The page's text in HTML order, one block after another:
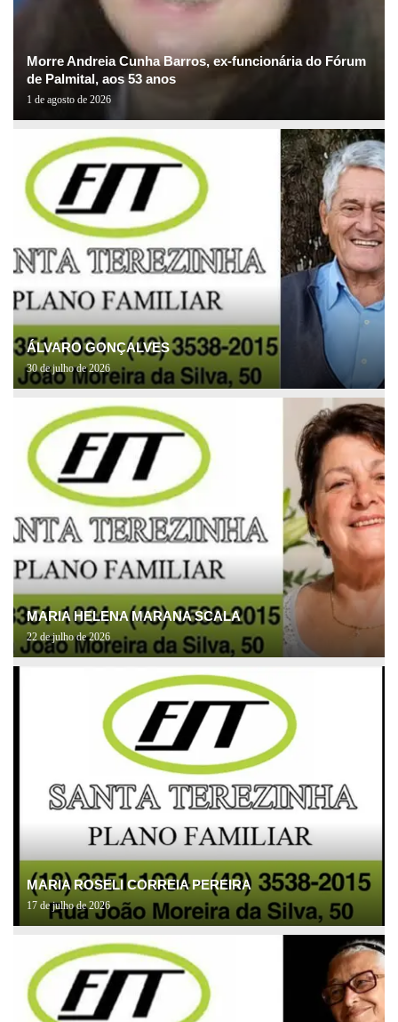
Morre Andreia Cunha Barros, ex-funcionária do Fórum
de Palmital, aos 53 anos
1 de agosto de 2026
ÁLVARO GONÇALVES
30 de julho de 2026
MARIA HELENA MARANA SCALA
22 de julho de 2026
MARIA ROSELI CORREIA PEREIRA
17 de julho de 2026